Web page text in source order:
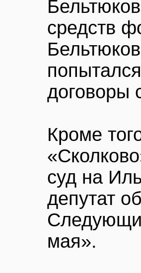
средств
договоры
Кроме
суд на
депутат
мая».